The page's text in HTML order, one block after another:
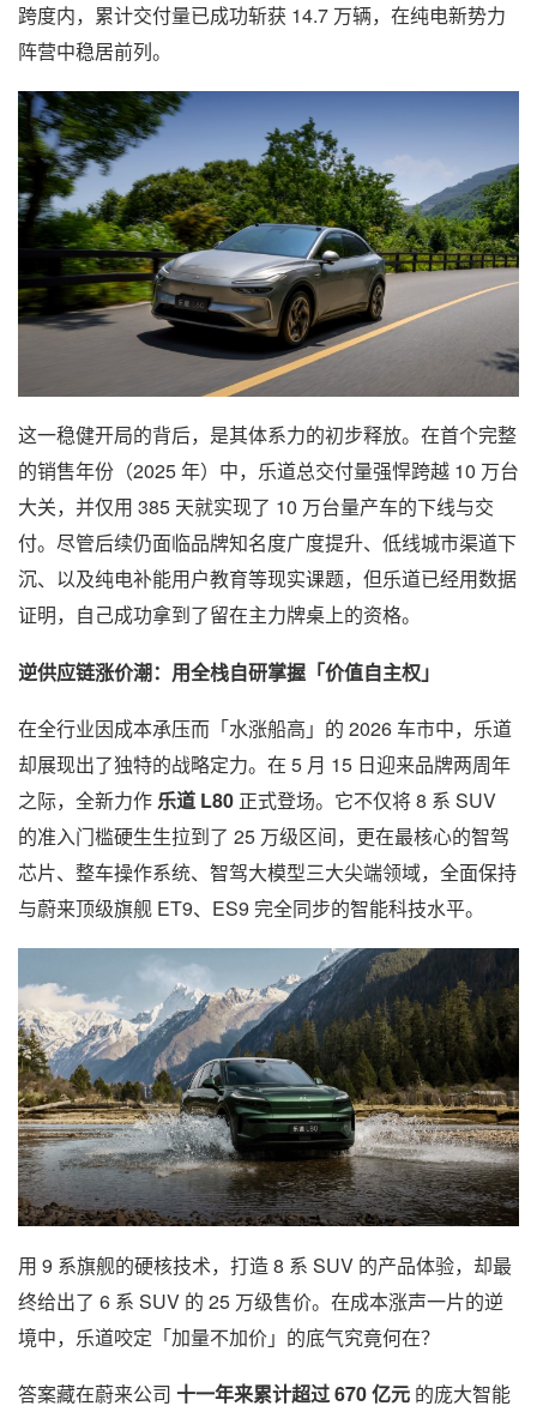
跨度内，累计交付量已成功斩获 14.7 万辆，在纯电新势力
阵营中稳居前列。
这一稳健开局的背后，是其体系力的初步释放。在首个完整
的销售年份（2025 年）中，乐道总交付量强悍跨越 10 万台
大关，并仅用 385 天就实现了 10 万台量产车的下线与交
付。尽管后续仍面临品牌知名度广度提升、低线城市渠道下
沉、以及纯电补能用户教育等现实课题，但乐道已经用数据
证明，自己成功拿到了留在主力牌桌上的资格。
逆供应链涨价潮：用全栈自研掌握「价值自主权」
在全行业因成本承压而「水涨船高」的 2026 车市中，乐道
却展现出了独特的战略定力。在 5 月 15 日迎来品牌两周年
之际，全新力作乐道 L80 正式登场。它不仅将 8 系 SUV
的准入门槛硬生生拉到了 25 万级区间，更在最核心的智驾
芯片、整车操作系统、智驾大模型三大尖端领域，全面保持
与蔚来顶级旗舰 ET9、ES9 完全同步的智能科技水平。
用 9 系旗舰的硬核技术，打造 8 系 SUV 的产品体验，却最
终给出了 6 系 SUV 的 25 万级售价。在成本涨声一片的逆
境中，乐道咬定「加量不加价」的底气究竟何在？
答案藏在蔚来公司 十一年来累计超过 670 亿元 的庞大智能